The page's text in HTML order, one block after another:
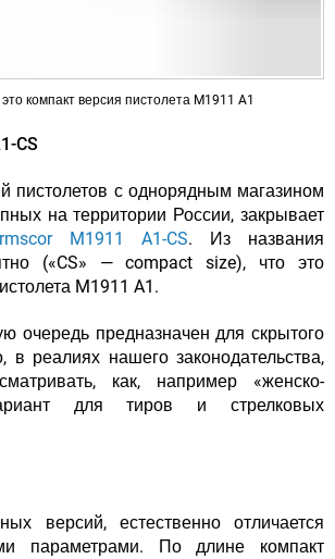
компакт версия пистолета M1911 A1
CS
пистолетов с однорядным магазином
на территории России, закрывает
M1911 A1-CS. Из названия
(«CS» — compact size), что это
M1911 A1.
очередь предназначен для скрытого
в реалиях нашего законодательства,
как, например «женско-
для тиров и стрелковых
версий, естественно отличается
параметрами. По длине компакт